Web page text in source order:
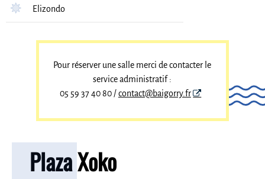
Elizondo
Pour réserver une salle merci de contacter le
service administratif :
05 59 37 40 80 /contact@baigorry.fr
Plaza Xoko